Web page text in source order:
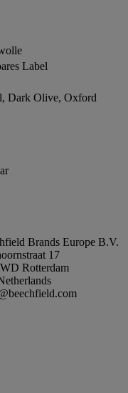
Label
Dark Olive, Oxford
Brands Europe B.V.
17
Rotterdam